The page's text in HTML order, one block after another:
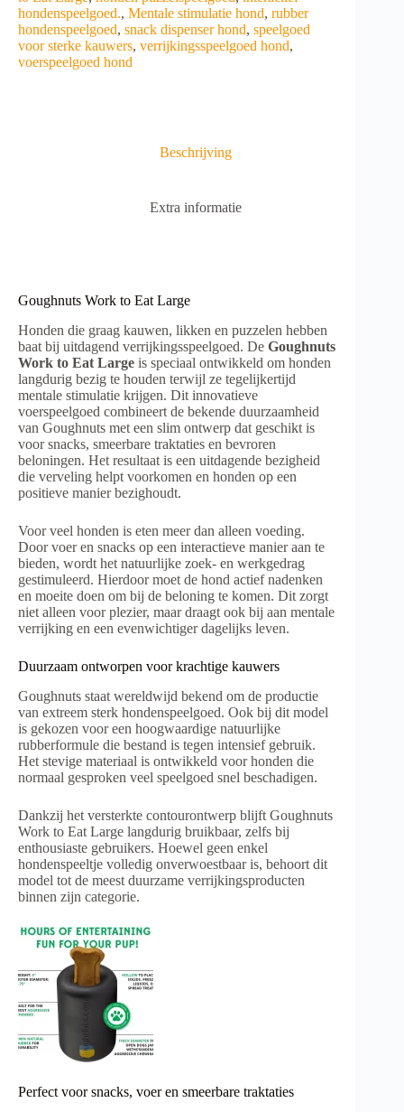
e
r
n
a
hondenspeelgoed., Mentale stimulatie hond, rubber
hondenspeelgoed, snack dispenser hond, speelgoed
voor sterke kauwers, verrijkingsspeelgoed hond,
voerspeelgoed hond
Beschrijving
Extra informatie
Goughnuts Work to Eat Large
Honden die graag kauwen, likken en puzzelen hebben
baat bij uitdagend verrijkingsspeelgoed. De Goughnuts
Work to Eat Large is speciaal ontwikkeld om honden
langdurig bezig te houden terwijl ze tegelijkertijd
mentale stimulatie krijgen. Dit innovatieve
voerspeelgoed combineert de bekende duurzaamheid
van Goughnuts met een slim ontwerp dat geschikt is
voor snacks, smeerbare traktaties en bevroren
beloningen. Het resultaat is een uitdagende bezigheid
die verveling helpt voorkomen en honden op een
positieve manier bezighoudt.
Voor veel honden is eten meer dan alleen voeding.
Door voer en snacks op een interactieve manier aan te
bieden, wordt het natuurlijke zoek- en werkgedrag
gestimuleerd. Hierdoor moet de hond actief nadenken
en moeite doen om bij de beloning te komen. Dit zorgt
niet alleen voor plezier, maar draagt ook bij aan mentale
verrijking en een evenwichtiger dagelijks leven.
Duurzaam ontworpen voor krachtige kauwers
Goughnuts staat wereldwijd bekend om de productie
van extreem sterk hondenspeelgoed. Ook bij dit model
is gekozen voor een hoogwaardige natuurlijke
rubberformule die bestand is tegen intensief gebruik.
Het stevige materiaal is ontwikkeld voor honden die
normaal gesproken veel speelgoed snel beschadigen.
Dankzij het versterkte contourontwerp blijft Goughnuts
Work to Eat Large langdurig bruikbaar, zelfs bij
enthousiaste gebruikers. Hoewel geen enkel
hondenspeeltje volledig onverwoestbaar is, behoort dit
model tot de meest duurzame verrijkingsproducten
binnen zijn categorie.
Perfect voor snacks, voer en smeerbare traktaties